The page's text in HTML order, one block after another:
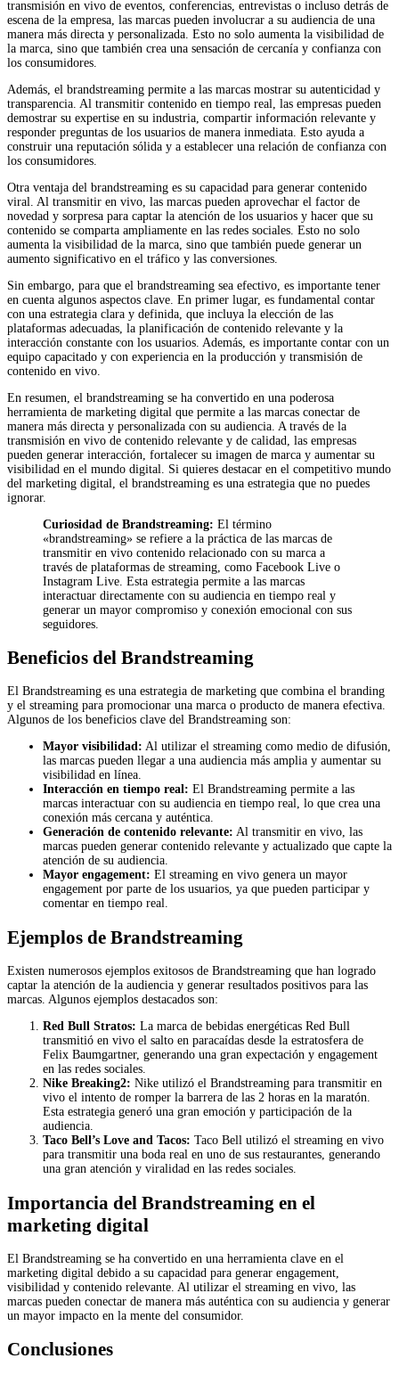
transmisión en vivo de eventos, conferencias, entrevistas o incluso detrás de
escena de la empresa, las marcas pueden involucrar a su audiencia de una
manera más directa y personalizada. Esto no solo aumenta la visibilidad de
la marca, sino que también crea una sensación de cercanía y confianza con
los consumidores.
Además, el brandstreaming permite a las marcas mostrar su autenticidad y
transparencia. Al transmitir contenido en tiempo real, las empresas pueden
demostrar su expertise en su industria, compartir información relevante y
responder preguntas de los usuarios de manera inmediata. Esto ayuda a
construir una reputación sólida y a establecer una relación de confianza con
los consumidores.
Otra ventaja del brandstreaming es su capacidad para generar contenido
viral. Al transmitir en vivo, las marcas pueden aprovechar el factor de
novedad y sorpresa para captar la atención de los usuarios y hacer que su
contenido se comparta ampliamente en las redes sociales. Esto no solo
aumenta la visibilidad de la marca, sino que también puede generar un
aumento significativo en el tráfico y las conversiones.
Sin embargo, para que el brandstreaming sea efectivo, es importante tener
en cuenta algunos aspectos clave. En primer lugar, es fundamental contar
con una estrategia clara y definida, que incluya la elección de las
plataformas adecuadas, la planificación de contenido relevante y la
interacción constante con los usuarios. Además, es importante contar con un
equipo capacitado y con experiencia en la producción y transmisión de
contenido en vivo.
En resumen, el brandstreaming se ha convertido en una poderosa
herramienta de marketing digital que permite a las marcas conectar de
manera más directa y personalizada con su audiencia. A través de la
transmisión en vivo de contenido relevante y de calidad, las empresas
pueden generar interacción, fortalecer su imagen de marca y aumentar su
visibilidad en el mundo digital. Si quieres destacar en el competitivo mundo
del marketing digital, el brandstreaming es una estrategia que no puedes
ignorar.
Curiosidad de Brandstreaming: El término
«brandstreaming» se refiere a la práctica de las marcas de
transmitir en vivo contenido relacionado con su marca a
través de plataformas de streaming, como Facebook Live o
Instagram Live. Esta estrategia permite a las marcas
interactuar directamente con su audiencia en tiempo real y
generar un mayor compromiso y conexión emocional con sus
seguidores.
Beneficios del Brandstreaming
El Brandstreaming es una estrategia de marketing que combina el branding
y el streaming para promocionar una marca o producto de manera efectiva.
Algunos de los beneficios clave del Brandstreaming son:
Mayor visibilidad: Al utilizar el streaming como medio de difusión,
las marcas pueden llegar a una audiencia más amplia y aumentar su
visibilidad en línea.
Interacción en tiempo real: El Brandstreaming permite a las
marcas interactuar con su audiencia en tiempo real, lo que crea una
conexión más cercana y auténtica.
Generación de contenido relevante: Al transmitir en vivo, las
marcas pueden generar contenido relevante y actualizado que capte la
atención de su audiencia.
Mayor engagement: El streaming en vivo genera un mayor
engagement por parte de los usuarios, ya que pueden participar y
comentar en tiempo real.
Ejemplos de Brandstreaming
Existen numerosos ejemplos exitosos de Brandstreaming que han logrado
captar la atención de la audiencia y generar resultados positivos para las
marcas. Algunos ejemplos destacados son:
Red Bull Stratos: La marca de bebidas energéticas Red Bull
transmitió en vivo el salto en paracaídas desde la estratosfera de
Felix Baumgartner, generando una gran expectación y engagement
en las redes sociales.
Nike Breaking2: Nike utilizó el Brandstreaming para transmitir en
vivo el intento de romper la barrera de las 2 horas en la maratón.
Esta estrategia generó una gran emoción y participación de la
audiencia.
Taco Bell’s Love and Tacos: Taco Bell utilizó el streaming en vivo
para transmitir una boda real en uno de sus restaurantes, generando
una gran atención y viralidad en las redes sociales.
Importancia del Brandstreaming en el
marketing digital
El Brandstreaming se ha convertido en una herramienta clave en el
marketing digital debido a su capacidad para generar engagement,
visibilidad y contenido relevante. Al utilizar el streaming en vivo, las
marcas pueden conectar de manera más auténtica con su audiencia y generar
un mayor impacto en la mente del consumidor.
Conclusiones